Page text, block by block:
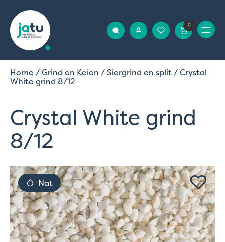
0
Home /Grind en Keien /Siergrind en split/ Crystal
White grind 8/12
Crystal White grind
8/12
Nat